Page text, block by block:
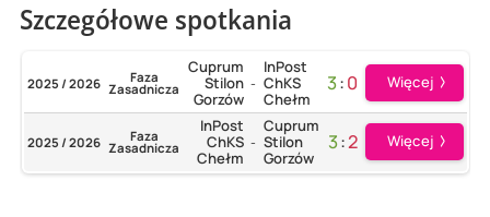
Szczegółowe spotkania
2025 / 2026 Faza
Zasadnicza
Cuprum
Stilon
Gorzów
-
InPost
ChKS
Chełm
3:0 Więcej
2025 / 2026 Faza
Zasadnicza
InPost
ChKS
Chełm
-
Cuprum
Stilon
Gorzów
3:2 Więcej